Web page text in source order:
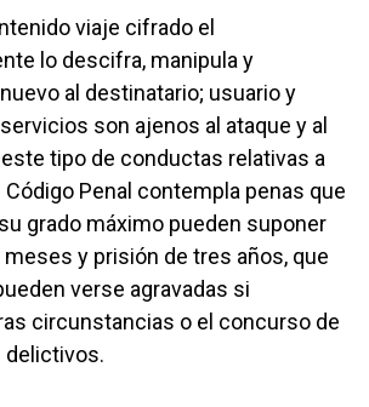
viaje cifrado el
lo descifra, manipula y
al destinatario; usuario y
son ajenos al ataque y al
este tipo de conductas relativas a
Código Penal contempla penas que
grado máximo pueden suponer
y prisión de tres años, que
verse agravadas si
circunstancias o el concurso de